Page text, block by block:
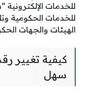
للخدمات
للخدمات الحكومية
الهيئات والجهات
كيفية تغيير
سهل